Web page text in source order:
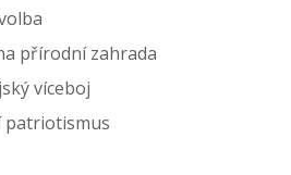
přírodní zahrada
víceboj
patriotismus